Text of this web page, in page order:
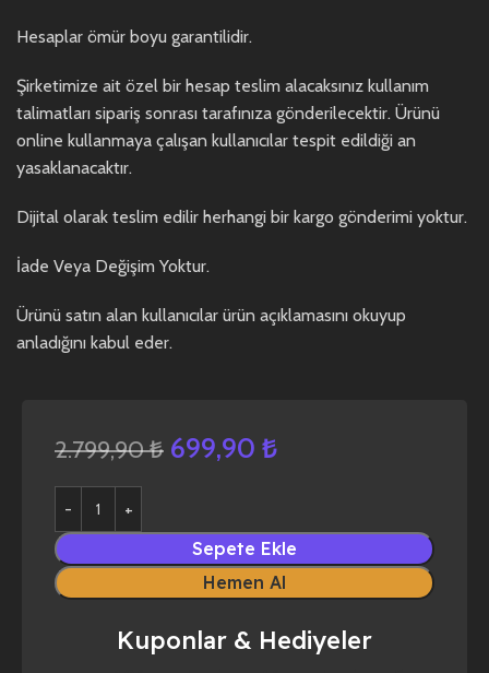
Hesaplar ömür boyu garantilidir.
Şirketimize ait özel bir hesap teslim alacaksınız kullanım
talimatları sipariş sonrası tarafınıza gönderilecektir. Ürünü
online kullanmaya çalışan kullanıcılar tespit edildiği an
yasaklanacaktır.
Dijital olarak teslim edilir herhangi bir kargo gönderimi yoktur.
İade Veya Değişim Yoktur.
Ürünü satın alan kullanıcılar ürün açıklamasını okuyup
anladığını kabul eder.
2.799,90₺ 699,90 ₺
Sepete Ekle
Hemen Al
Kuponlar & Hediyeler